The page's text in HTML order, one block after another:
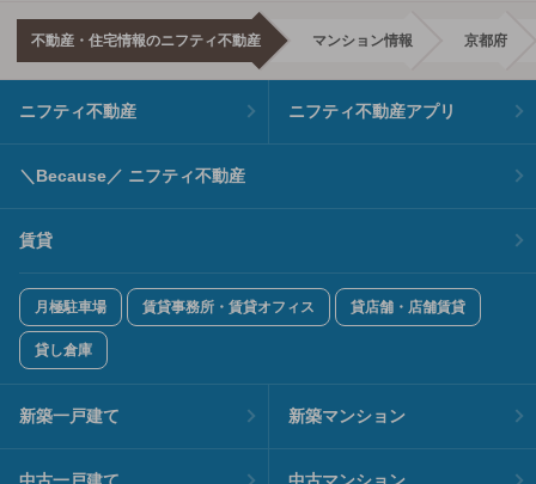
不動産・住宅情報のニフティ不動産 マンション情報 京都府
ニフティ不動産 ニフティ不動産アプリ
＼Because／ ニフティ不動産
賃貸
月極駐車場 賃貸事務所・賃貸オフィス 貸店舗・店舗賃貸
貸し倉庫
新築一戸建て 新築マンション
中古一戸建て 中古マンション